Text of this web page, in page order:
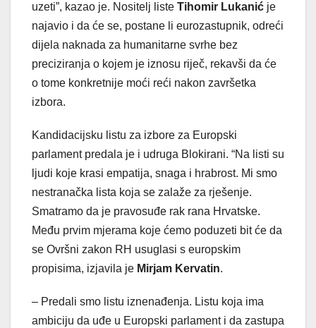
uzeti”, kazao je. Nositelj liste Tihomir Lukanić je
najavio i da će se, postane li eurozastupnik, odreći
dijela naknada za humanitarne svrhe bez
preciziranja o kojem je iznosu riječ, rekavši da će
o tome konkretnije moći reći nakon završetka
izbora.
Kandidacijsku listu za izbore za Europski
parlament predala je i udruga Blokirani. “Na listi su
ljudi koje krasi empatija, snaga i hrabrost. Mi smo
nestranačka lista koja se zalaže za rješenje.
Smatramo da je pravosuđe rak rana Hrvatske.
Među prvim mjerama koje ćemo poduzeti bit će da
se Ovršni zakon RH usuglasi s europskim
propisima, izjavila je Mirjam Kervatin.
– Predali smo listu iznenađenja. Listu koja ima
ambiciju da uđe u Europski parlament i da zastupa